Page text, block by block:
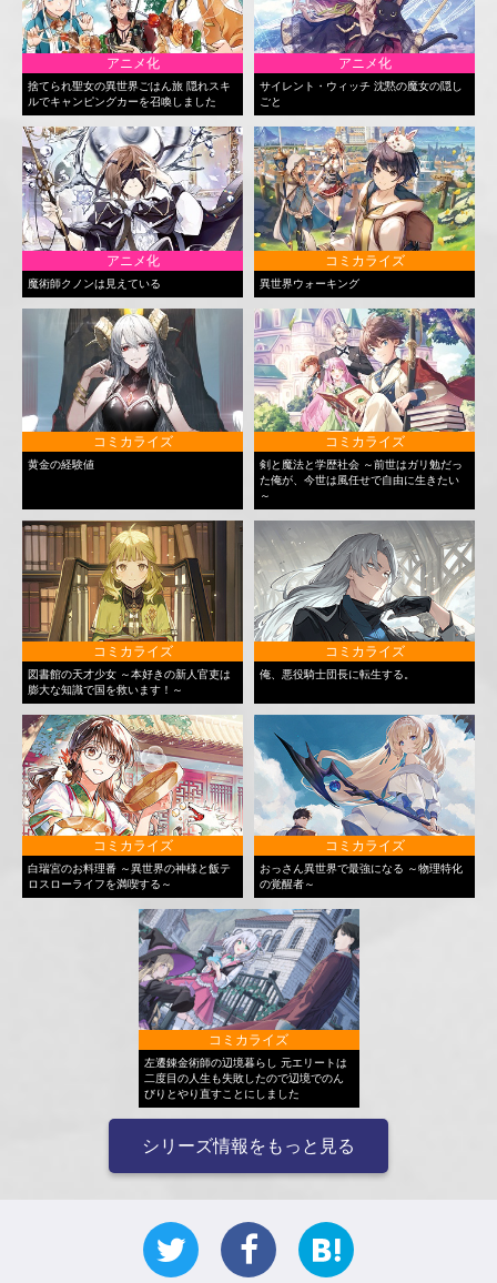
アニメ化
捨てられ聖女の異世界ごはん旅 隠れスキ
ルでキャンピングカーを召喚しました
アニメ化
サイレント・ウィッチ 沈黙の魔女の隠し
ごと
アニメ化
魔術師クノンは見えている
コミカライズ
異世界ウォーキング
コミカライズ
黄金の経験値
コミカライズ
剣と魔法と学歴社会 ～前世はガリ勉だっ
た俺が、今世は風任せで自由に生きたい
～
コミカライズ
図書館の天才少女 ～本好きの新人官吏は
膨大な知識で国を救います！～
コミカライズ
俺、悪役騎士団長に転生する。
コミカライズ
白瑞宮のお料理番 ～異世界の神様と飯テ
ロスローライフを満喫する～
コミカライズ
おっさん異世界で最強になる ～物理特化
の覚醒者～
コミカライズ
左遷錬金術師の辺境暮らし 元エリートは
二度目の人生も失敗したので辺境でのん
びりとやり直すことにしました
シリーズ情報をもっと見る